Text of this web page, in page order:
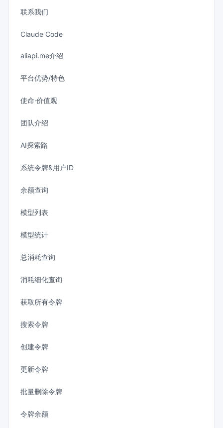
联系我们
Claude Code
aliapi.me介绍
平台优势/特色
使命·价值观
团队介绍
AI探索路
系统令牌&用户ID
余额查询
模型列表
模型统计
总消耗查询
消耗细化查询
获取所有令牌
搜索令牌
创建令牌
更新令牌
批量删除令牌
令牌余额